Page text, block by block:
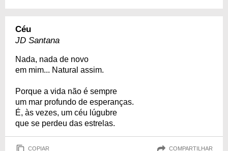
Céu
JD Santana
Nada, nada de novo
em mim... Natural assim.
Porque a vida não é sempre
um mar profundo de esperanças.
É, às vezes, um céu lúgubre
que se perdeu das estrelas.
COPIAR COMPARTILHAR